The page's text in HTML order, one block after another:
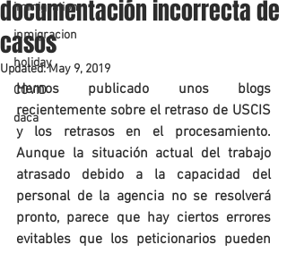
immigration
inmigracion
holiday
COVID
daca
documentación incorrecta de
casos
Updated:May 9, 2019
Hemos publicado unos blogs
recientemente sobre el retraso de USCIS
y los retrasos en el procesamiento.
Aunque la situación actual del trabajo
atrasado debido a la capacidad del
personal de la agencia no se resolverá
pronto, parece que hay ciertos errores
evitables que los peticionarios pueden